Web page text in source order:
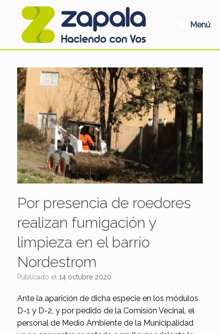
Menú
Por presencia de roedores
realizan fumigación y
limpieza en el barrio
Nordestrom
Publicado el 14 octubre 2020
Ante la aparición de dicha especie en los módulos
D-1 y D-2, y por pedido de la Comisión Vecinal, el
personal de Medio Ambiente de la Municipalidad